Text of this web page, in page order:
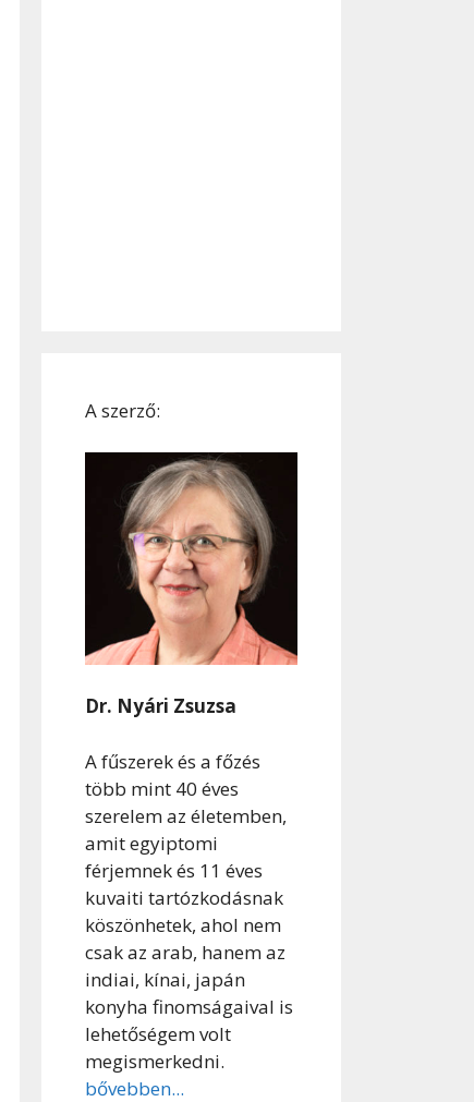
A szerző:
Dr. Nyári Zsuzsa
A fűszerek és a főzés
több mint 40 éves
szerelem az életemben,
amit egyiptomi
férjemnek és 11 éves
kuvaiti tartózkodásnak
köszönhetek, ahol nem
csak az arab, hanem az
indiai, kínai, japán
konyha finomságaival is
lehetőségem volt
megismerkedni.
bővebben...